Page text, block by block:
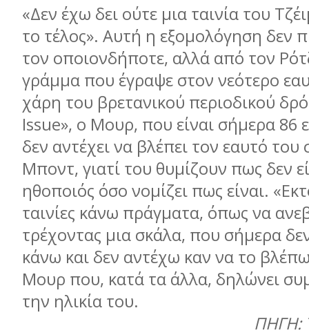
«Δεν έχω δει ούτε µια ταινία του
το τέλος». Αυτή η εξοµολόγηση δεν
τον οποιονδήποτε, αλλά από τον
γράµµα που έγραψε στον νεότερο
χάρη του βρετανικού περιοδικού
Issue», o Μουρ, που είναι σήµερα 86
δεν αντέχει να βλέπει τον εαυτό του
Μποντ, γιατί του θυµίζουν πως δεν
ηθοποιός όσο νοµίζει πως είναι.
ταινίες κάνω πράγµατα, όπως να
τρέχοντας µια σκάλα, που σήµερα
κάνω και δεν αντέχω καν να το
Μουρ που, κατά τα άλλα, δηλώνει
την ηλικία του.
ΠΗΓΗ: